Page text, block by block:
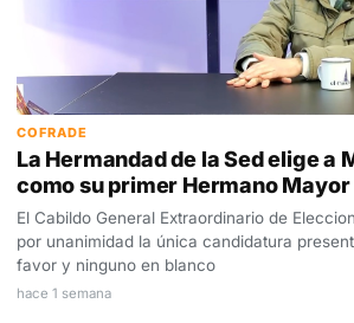
COFRADE
La Hermandad de la Sed elige a
como su primer Hermano Mayor
El Cabildo General Extraordinario de
por unanimidad la única candidatura
favor y ninguno en blanco
hace 1 semana